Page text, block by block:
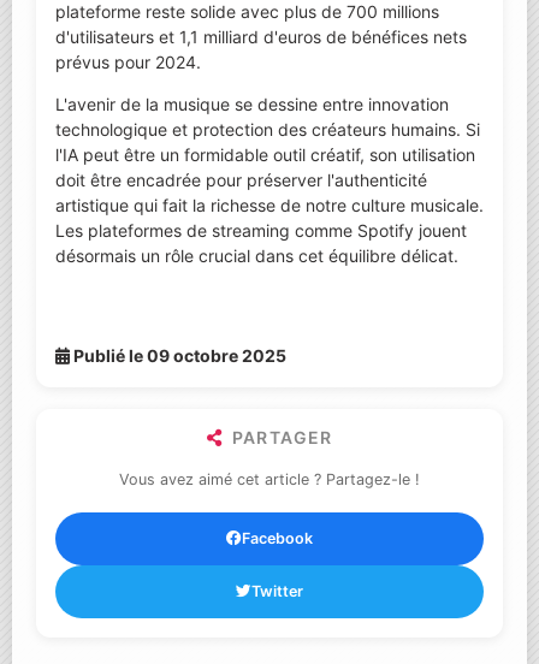
plateforme reste solide avec plus de 700 millions
d'utilisateurs et 1,1 milliard d'euros de bénéfices nets
prévus pour 2024.
L'avenir de la musique se dessine entre innovation
technologique et protection des créateurs humains. Si
l'IA peut être un formidable outil créatif, son utilisation
doit être encadrée pour préserver l'authenticité
artistique qui fait la richesse de notre culture musicale.
Les plateformes de streaming comme Spotify jouent
désormais un rôle crucial dans cet équilibre délicat.
Publié le 09 octobre 2025
PARTAGER
Vous avez aimé cet article ? Partagez-le !
Facebook
Twitter